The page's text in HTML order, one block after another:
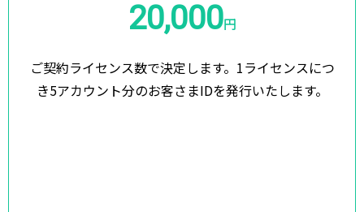
20,000円
ご契約ライセンス数で決定します。 1ライセンスにつ
き5アカウント分のお客さまIDを発行いたします。